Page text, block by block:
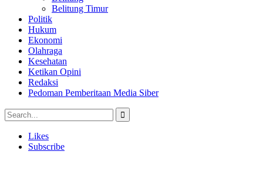
Belitung Timur
Politik
Hukum
Ekonomi
Olahraga
Kesehatan
Ketikan Opini
Redaksi
Pedoman Pemberitaan Media Siber
Likes
Subscribe